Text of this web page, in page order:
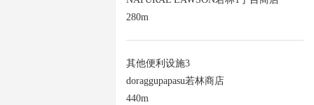
280m
其他便利设施3
doraggupapasu若林商店
440m